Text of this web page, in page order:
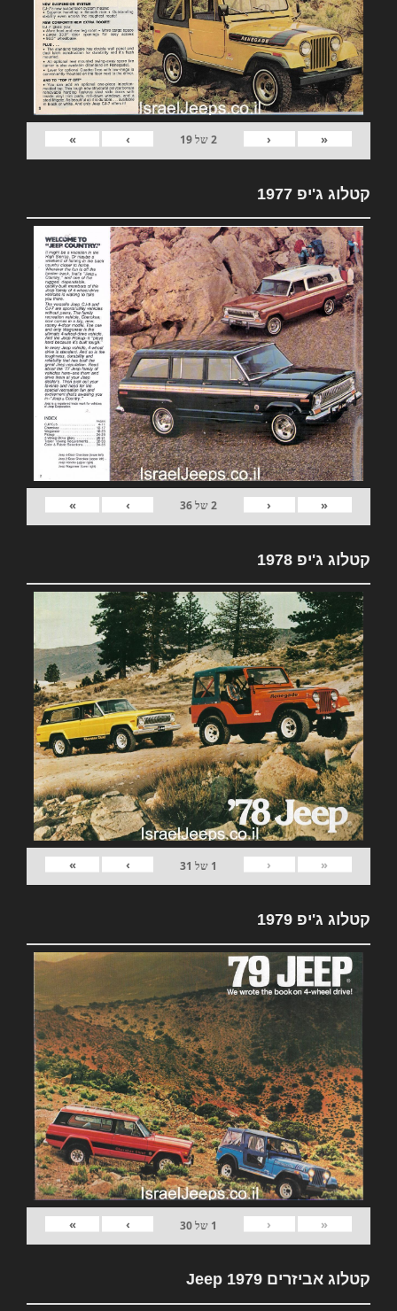
«
‹
2של19
›
»
קטלוג ג'יפ 1977
«
‹
2של36
›
»
קטלוג ג'יפ 1978
«
‹
1 של 31
›
»
קטלוג ג'יפ 1979
«
‹
1 של30
›
»
קטלוג אביזרים 1979 Jeep